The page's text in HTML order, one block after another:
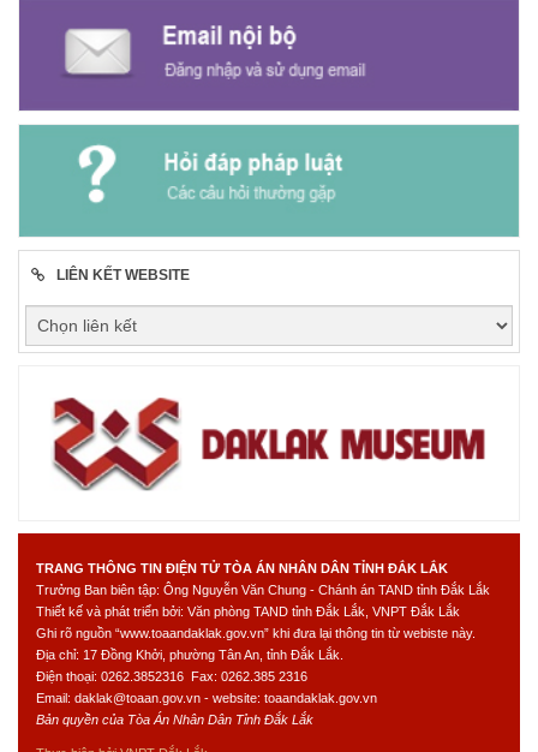
LIÊN KẾT WEBSITE
TRANG THÔNG TIN ĐIỆN TỬ TÒA ÁN NHÂN DÂN TỈNH ĐẮK LẮK
Trưởng Ban biên tập: Ông Nguyễn Văn Chung - Chánh án TAND tỉnh Đắk Lắk
Thiết kế và phát triển bởi: Văn phòng TAND tỉnh Đắk Lắk, VNPT Đắk Lắk
Ghi rõ nguồn “www.toaandaklak.gov.vn” khi đưa lại thông tin từ webiste này.
Địa chỉ: 17 Đồng Khởi, phường Tân An, tỉnh Đắk Lắk.
Điện thoại: 0262.3852316 Fax: 0262.385 2316
Email: daklak@toaan.gov.vn - website: toaandaklak.gov.vn
Bản quyền của Tòa Án Nhân Dân Tỉnh Đắk Lắk